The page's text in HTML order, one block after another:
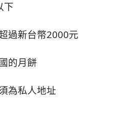
下
過新台幣2000元
的月餅
為私人地址